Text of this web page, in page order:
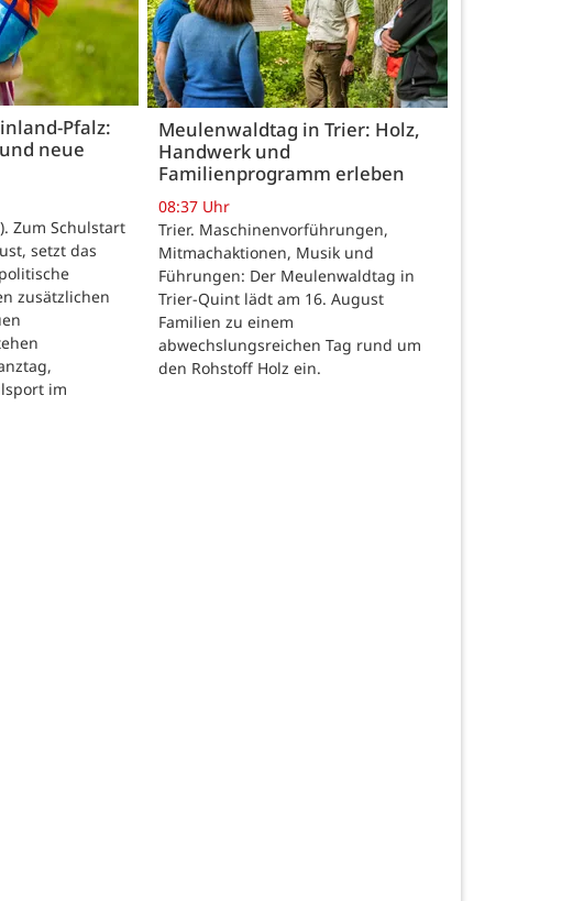
Pfalz:
neue
Zum Schulstart
setzt das
zusätzlichen
im
Meulenwaldtag in Trier: Holz,
Handwerk und
Familienprogramm erleben
08:37 Uhr
Trier. Maschinenvorführungen,
Mitmachaktionen, Musik und
Führungen: Der Meulenwaldtag in
Trier-Quint lädt am 16. August
Familien zu einem
abwechslungsreichen Tag rund um
den Rohstoff Holz ein.